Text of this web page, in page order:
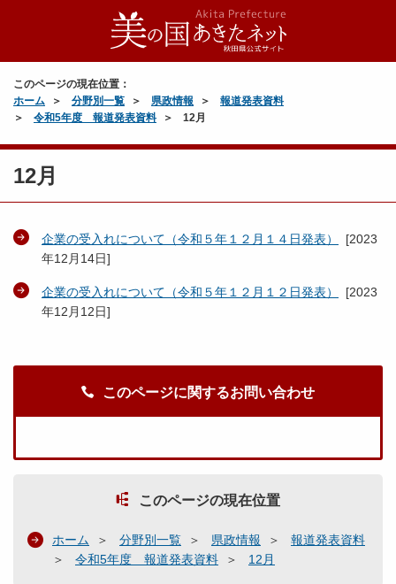
このページの現在位置：
ホーム
分野別一覧 県政情報
報道発表資料
令和5年度 報道発表資料
12月
12月
企業の受入れについて（令和５年１２月１４日発表） [2023
年12月14日]
企業の受入れについて（令和５年１２月１２日発表） [2023
年12月12日]
このページに関するお問い合わせ
このページの現在位置
ホーム 分野別一覧 県政情報
報道発表資料
令和5年度 報道発表資料
12月